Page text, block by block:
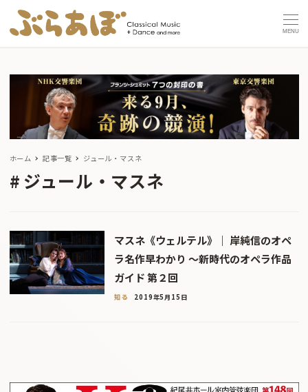
MENU
ホーム 記事一覧 ジュール・マスネ
ジュール・マスネ
マスネ《ウェルテル》｜ 岸純信のオペ
ラ名作早わかり 〜新時代のオペラ作品
ガイド 第２回
知る 2019年5月15日